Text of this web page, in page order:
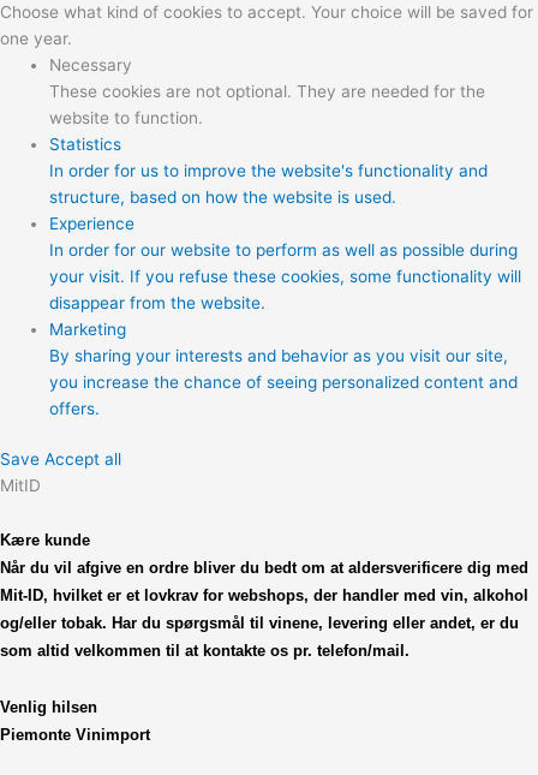
Choose what kind of cookies to accept. Your choice will be saved for
one year.
Necessary
These cookies are not optional. They are needed for the
website to function.
Statistics
In order for us to improve the website's functionality and
structure, based on how the website is used.
Experience
In order for our website to perform as well as possible during
your visit. If you refuse these cookies, some functionality will
disappear from the website.
Marketing
By sharing your interests and behavior as you visit our site,
you increase the chance of seeing personalized content and
offers.
Save Accept all
MitID
Kære kunde
Når du vil afgive en ordre bliver du bedt om at aldersverificere dig med
Mit-ID, hvilket er et lovkrav for webshops, der handler med vin, alkohol
og/eller tobak. Har du spørgsmål til vinene, levering eller andet, er du
som altid velkommen til at kontakte os pr. telefon/mail.
Venlig hilsen
Piemonte Vinimport